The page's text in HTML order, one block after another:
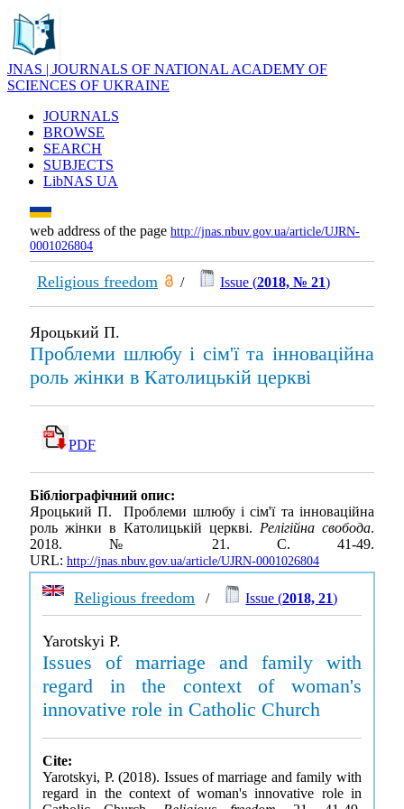
JNAS | JOURNALS OF NATIONAL ACADEMY OF
SCIENCES OF UKRAINE
JOURNALS
BROWSE
SEARCH
SUBJECTS
LibNAS UA
web address of the page http://jnas.nbuv.gov.ua/article/UJRN-
0001026804
Religious freedom / Issue (2018, № 21)
Яроцький П.
Проблеми шлюбу і сім'ї та інноваційна
роль жінки в Католицькій церкві
PDF
Бібліографічний опис:
Яроцький П. Проблеми шлюбу і сім'ї та інноваційна
роль жінки в Католицькій церкві. Релігійна свобода.
2018. № 21. С. 41-49.
URL: http://jnas.nbuv.gov.ua/article/UJRN-0001026804
Religious freedom / Issue (2018, 21)
Yarotskyi P.
Issues of marriage and family with
regard in the context of woman's
innovative role in Catholic Church
Cite:
Yarotskyi, P. (2018). Issues of marriage and family with
regard in the context of woman's innovative role in